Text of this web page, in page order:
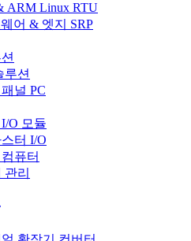
ARM Linux RTU
어 & 엣지 SRP
루션
널 PC
O 모듈
터 I/O
퓨터
리